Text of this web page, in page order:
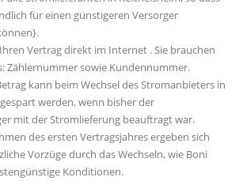
für einen günstigeren Versorger
Vertrag direkt im Internet . Sie brauchen
Zählernummer sowie Kundennummer.
kann beim Wechsel des Stromanbieters in
werden, wenn bisher der
mit der Stromlieferung beauftragt war.
des ersten Vertragsjahres ergeben sich
Vorzüge durch das Wechseln, wie Boni
Konditionen.